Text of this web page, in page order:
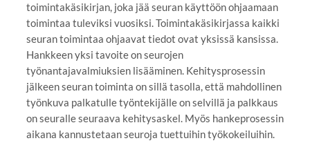
toimintakäsikirjan, joka jää seuran käyttöön ohjaamaan
toimintaa tuleviksi vuosiksi. Toimintakäsikirjassa kaikki
seuran toimintaa ohjaavat tiedot ovat yksissä kansissa.
Hankkeen yksi tavoite on seurojen
työnantajavalmiuksien lisääminen. Kehitysprosessin
jälkeen seuran toiminta on sillä tasolla, että mahdollinen
työnkuva palkatulle työntekijälle on selvillä ja palkkaus
on seuralle seuraava kehitysaskel. Myös hankeprosessin
aikana kannustetaan seuroja tuettuihin työkokeiluihin.